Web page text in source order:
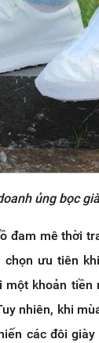
ủng bọc
đam mê thời
ưu tiên
một khoản tiền
nhiên, khi
các đôi